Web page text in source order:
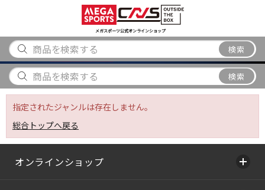
メガスポーツ公式オンラインショップ
検索
アウトドア
から探す
ブランド
から探す
検索
指定されたジャンルは存在しません。
総合トップへ戻る
オンラインショップ